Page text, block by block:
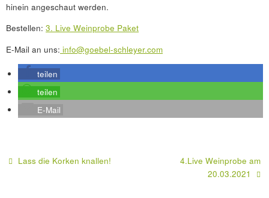
hinein angeschaut werden.
Bestellen: 3. Live Weinprobe Paket
E-Mail an uns: info@goebel-schleyer.com
teilen
teilen
E-Mail
Lass die Korken knallen!
4.Live Weinprobe am
20.03.2021